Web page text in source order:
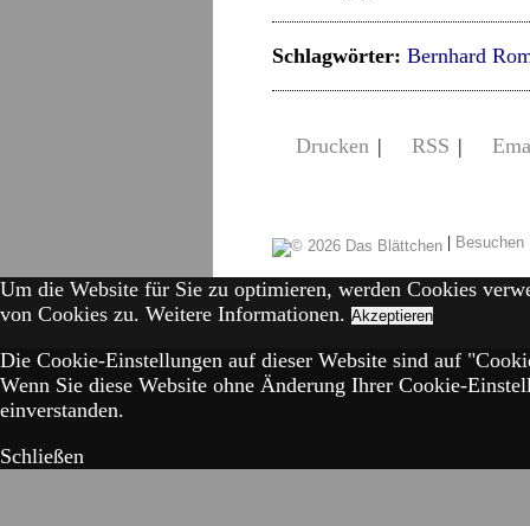
Schlagwörter: Bernhard
Drucken | RSS |
|
Um die Website für Sie zu optimieren, werden Cookies
von Cookies zu. Weitere Informationen. Akzeptieren
Die Cookie-Einstellungen auf dieser Website sind auf
Wenn Sie diese Website ohne Änderung Ihrer Cookie-
einverstanden.
Schließen